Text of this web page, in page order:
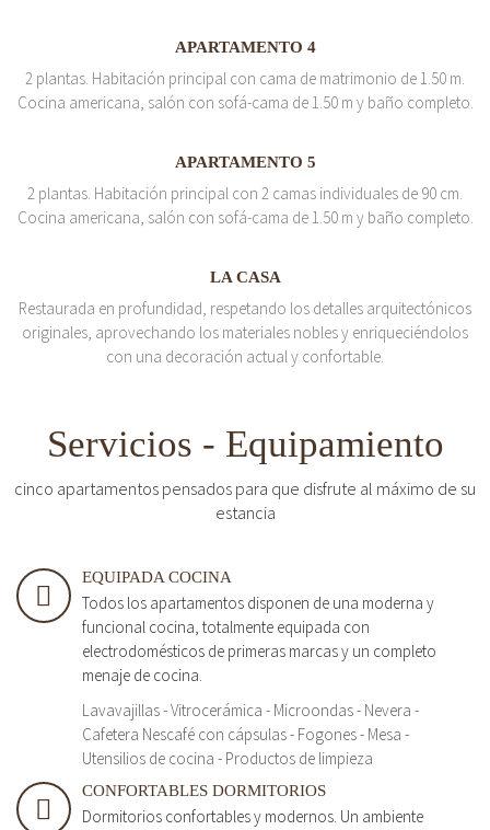
APARTAMENTO 4
2 plantas. Habitación principal con cama de matrimonio de 1.50 m.
Cocina americana, salón con sofá-cama de 1.50 m y baño completo.
APARTAMENTO 5
2 plantas. Habitación principal con 2 camas individuales de 90 cm.
Cocina americana, salón con sofá-cama de 1.50 m y baño completo.
LA CASA
Restaurada en profundidad, respetando los detalles arquitectónicos
originales, aprovechando los materiales nobles y enriqueciéndolos
con una decoración actual y confortable.
Servicios - Equipamiento
cinco apartamentos pensados para que disfrute al máximo de su
estancia
EQUIPADA COCINA
Todos los apartamentos disponen de una moderna y
funcional cocina, totalmente equipada con
electrodomésticos de primeras marcas y un completo
menaje de cocina.
Lavavajillas - Vitrocerámica - Microondas - Nevera -
Cafetera Nescafé con cápsulas - Fogones - Mesa -
Utensilios de cocina - Productos de limpieza
CONFORTABLES DORMITORIOS
Dormitorios confortables y modernos. Un ambiente